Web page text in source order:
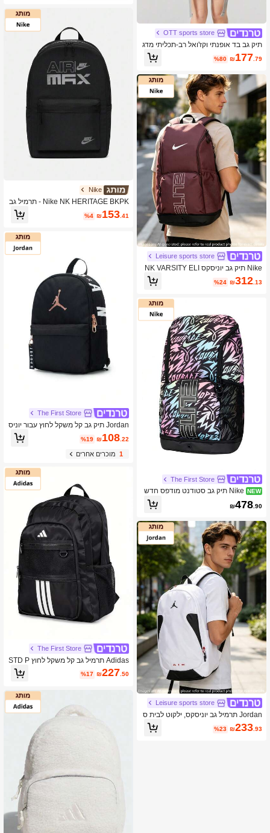
OTT sports store
תיק גב בד אופנתי וקז'ואל רב-תכליתי מדג
ם Nike ELEMENTAL, בסגנון יוניסקס ול
זוגות, לבן הררי
₪177 .79
%80
Leisure sports store
Nike תיק גב יוניסקס NK VARSITY ELI
TE BKPK, יומיומי, חוץ, ספורט, תיק גב ל
סטודנטים HM9965-502
₪312.13
%24
The First Store
NEW
Nike תיק גב סטודנט מודפס חדש
לקיץ 2026, יוניסקס, NK VARSITY ELIT
E BKPK- KY FA26, דגם IR3713-010
₪478.90
Leisure sports store
Jordan תרמיל גב יוניסקס, ילקוט לבית ס
פר לסטודנטים, תיק יומיומי, חוץ, כושר, טי
ולים, JD2613026AD-003 [תיק בלבד]
₪233.93
%23
Nike
Nike NK HERITAGE BKPK - תרמיל גב
לחוץ AIRMAX SP26 יוניסקס IM7436-0
10
₪153.41
%4
The First Store
Jordan תיק גב קל משקל לחוץ עבור יוניס
קס לטיולים בחוץ, תיק גב ספורט לנסיעות
Nike JD2343030TD-003
₪108.22
%19
1מוכרים אחרים
The First Store
Adidas תרמיל גב קל משקל לחוץ STD P
KT BP 2026, הגעה חדשה לקיץ, לגברים
ונשים. תרמיל זה יכול לשמש גם כתיק מח
₪227.50
%17